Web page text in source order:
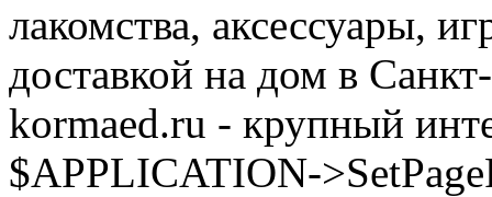
лакомства, аксессуары,
доставкой на дом в
kormaed.ru - крупный
$APPLICATION-